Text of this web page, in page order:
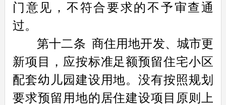
门意见，不符合要求的不予审查通
过。
第十二条 商住用地开发、城市更
新项目，应按标准足额预留住宅小区
配套幼儿园建设用地。没有按照规划
要求预留用地的居住建设项目原则上